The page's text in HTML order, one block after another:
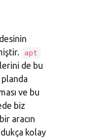
apt
de bu
ve bu
biz
aracın
kolay